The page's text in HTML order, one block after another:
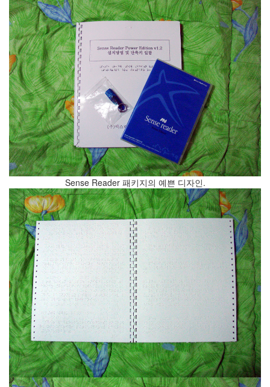
Sense Reader 패키지의 예쁜 디자인.
수
terminal
사
파
리
월
광
주
도
로
시
밴
드
텍
스
트
큐
브
트
랜
스
포
머
오
픈
소
스
커
뮤
티